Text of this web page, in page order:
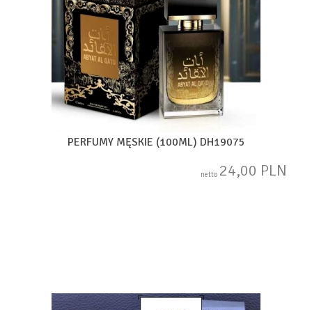
PERFUMY MĘSKIE (100ML) DH19075
netto 24,00 PLN